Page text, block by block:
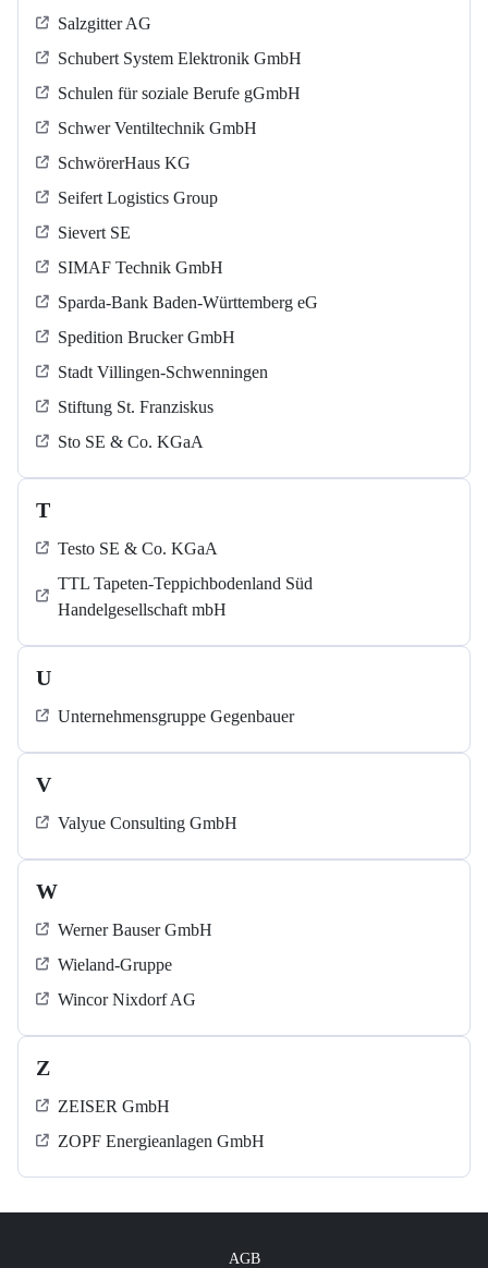
Salzgitter AG
Schubert System Elektronik GmbH
Schulen für soziale Berufe gGmbH
Schwer Ventiltechnik GmbH
SchwörerHaus KG
Seifert Logistics Group
Sievert SE
SIMAF Technik GmbH
Sparda-Bank Baden-Württemberg eG
Spedition Brucker GmbH
Stadt Villingen-Schwenningen
Stiftung St. Franziskus
Sto SE & Co. KGaA
T
Testo SE & Co. KGaA
TTL Tapeten-Teppichbodenland Süd
Handelgesellschaft mbH
U
Unternehmensgruppe Gegenbauer
V
Valyue Consulting GmbH
W
Werner Bauser GmbH
Wieland-Gruppe
Wincor Nixdorf AG
Z
ZEISER GmbH
ZOPF Energieanlagen GmbH
AGB